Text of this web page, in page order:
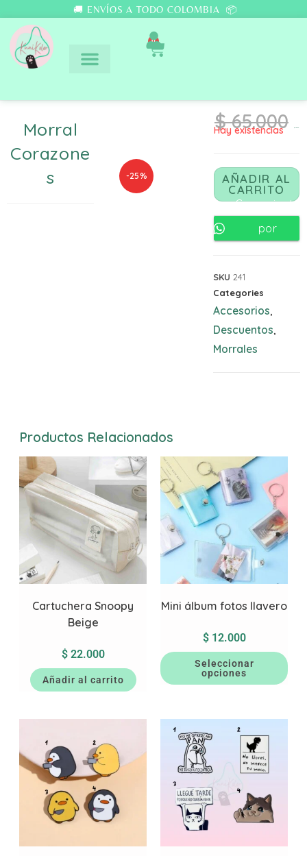
🚚 ENVÍOS A TODO COLOMBIA 📦
0
Morral
Corazone
S
-25%
$65.000 $48.750
Hay existencias
AÑADIR AL
CARRITO
Comunicate
por
SKU 241
Categories
Accesorios
Descuentos
Morrales
Productos Relacionados
Cartuchera Snoopy
Beige
$22.000
Añadir al carrito
Mini álbum fotos llavero
$12.000
Seleccionar
opciones